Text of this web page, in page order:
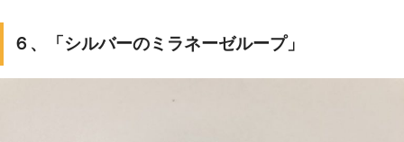
６、「シルバーのミラネーゼループ」